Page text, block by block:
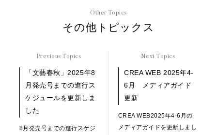
Other Topics
その他トピックス
Previous Topics
「文藝春秋」2025年8
月発売号までの進行ス
ケジュールを更新しま
した
8月発売号までの進行スケジ
Next Topics
CREA WEB 2025年4-
6月 メディアガイド
更新
CREA WEB2025年4-6月の
メディアガイドを更新しまし